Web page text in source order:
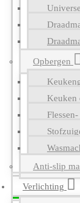
Opbergen
Keuken
Anti-slip
Verlichting